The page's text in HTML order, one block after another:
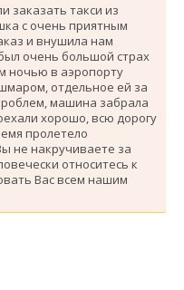
заказать такси из
с очень приятным
и внушила нам
очень большой страх
ночью в аэропорту
отдельное ей за
машина забрала
хорошо, всю дорогу
пролетело
не накручиваете за
относитесь к
Вас всем нашим